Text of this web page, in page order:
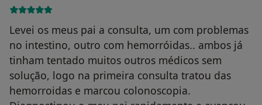
Levei os meus pai a consulta, um com problemas
no intestino, outro com hemorróidas.. ambos já
tinham tentado muitos outros médicos sem
solução, logo na primeira consulta tratou das
hemorroidas e marcou colonoscopia.